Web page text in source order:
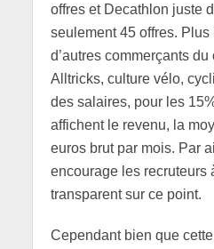
offres et Decathlon juste
seulement 45 offres.
d’autres commerçants
Alltricks, culture vélo,
des salaires, pour les
affichent le revenu, la
euros brut par mois. Par
encourage les recruteurs
transparent sur ce point.
Cependant bien que